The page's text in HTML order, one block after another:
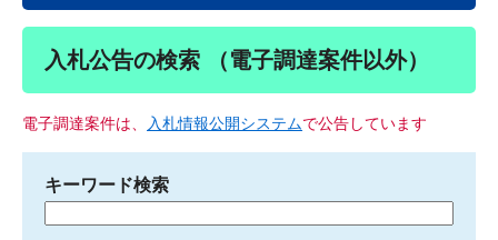
入札公告の検索 （電子調達案件以外）
電子調達案件は、 入札情報公開システムで公告しています
キーワード検索